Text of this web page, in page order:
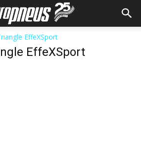
EffeXSport
EffeXSport